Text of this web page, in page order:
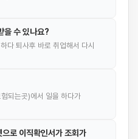
을 수 있나요?
다 퇴사후 바로 취업해서 다시
되는곳)에서 일을 하다가
로 이직확인서가 조회가